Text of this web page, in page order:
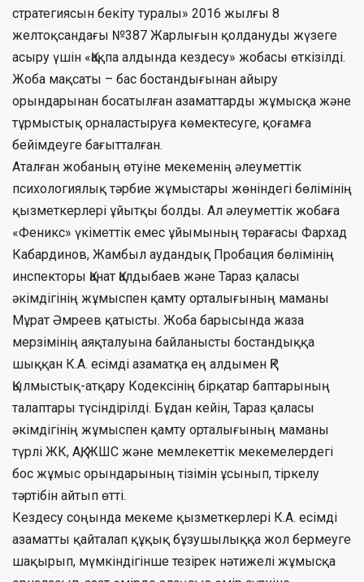
стратегиясын бекіту туралы» 2016 жылғы 8
желтоқсандағы №387 Жарлығын қолдануды жүзеге
асыру үшін «Қақпа алдында кездесу» жобасы өткізілді.
Жоба мақсаты – бас бостандығынан айыру
орындарынан босатылған азаматтарды жұмысқа және
тұрмыстық орналастыруға көмектесуге, қоғамға
бейімдеуге бағытталған.
Аталған жобаның өтуіне мекеменің әлеуметтік
психологиялық тәрбие жұмыстары жөніндегі бөлімінің
қызметкерлері ұйытқы болды. Ал әлеуметтік жобаға
«Феникс» үкіметтік емес ұйымының төрағасы Фархад
Кабардинов, Жамбыл аудандық Пробация бөлімінің
инспекторы Қанат Қалдыбаев және Тараз қаласы
әкімдігінің жұмыспен қамту орталығының маманы
Мұрат Әмреев қатысты. Жоба барысында жаза
мерзімінің аяқталуына байланысты бостандыққа
шыққан К.А. есімді азаматқа ең алдымен ҚР
Қылмыстық-атқару Кодексінің бірқатар баптарының
талаптары түсіндірілді. Бұдан кейін, Тараз қаласы
әкімдігінің жұмыспен қамту орталығының маманы
түрлі ЖК, АҚ, ЖШС және мемлекеттік мекемелердегі
бос жұмыс орындарының тізімін ұсынып, тіркелу
тәртібін айтып өтті.
Кездесу соңында мекеме қызметкерлері К.А. есімді
азаматты қайталап құқық бұзушылыққа жол бермеуге
шақырып, мүмкіндігінше тезірек нәтижелі жұмысқа